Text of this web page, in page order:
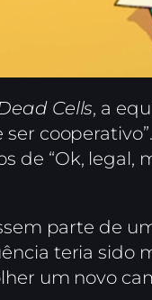
Cells, a
de “Ok, legal,
parte de
teria sido
um novo